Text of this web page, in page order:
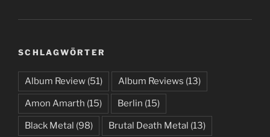
SCHLAGWÖRTER
Album Review (51) Album Reviews (13)
Amon Amarth (15) Berlin (15)
Black Metal (98) Brutal Death Metal (13)